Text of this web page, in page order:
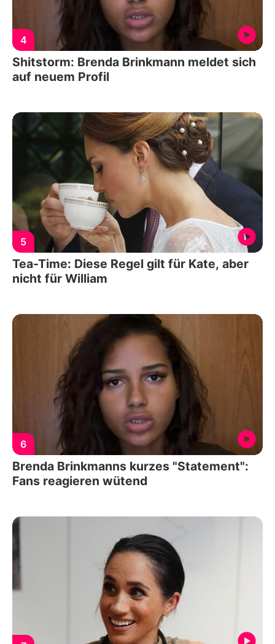
4
Shitstorm: Brenda Brinkmann meldet sich
auf neuem Profil
5
Tea-Time: Diese Regel gilt für Kate, aber
nicht für William
6
Brenda Brinkmanns kurzes "Statement":
Fans reagieren wütend